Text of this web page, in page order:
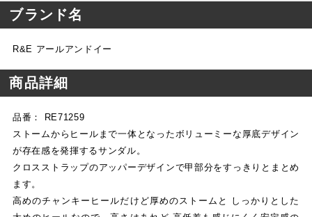
ブランド名
R&E アールアンドイー
商品詳細
品番： RE71259
ストームからヒールまで一体となったボリューミーな厚底デザイン
が存在感を発揮するサンダル。
クロスストラップのアッパーデザインで甲部分をすっきりとまとめ
ます。
高めのチャンキーヒールだけど厚めのストームと しっかりとした